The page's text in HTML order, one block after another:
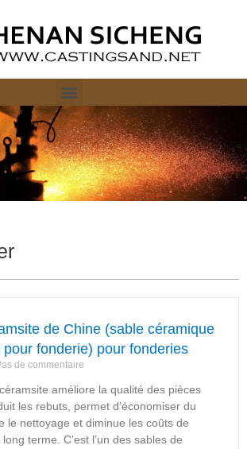
de Chine (sable céramique
fonderie) pour fonderies
de commentaire
améliore la qualité des pièces
les rebuts, permet d’économiser du
le nettoyage et diminue les coûts de
terme. C’est l’un des sables de